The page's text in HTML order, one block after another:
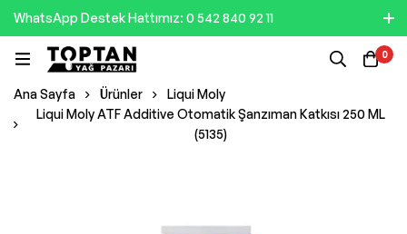
WhatsApp Destek Hattımız: 0 542 840 92 11
0
Ana Sayfa Ürünler
Liqui Moly
Liqui Moly ATF Additive Otomatik Şanzıman Katkısı 250 ML
(5135)